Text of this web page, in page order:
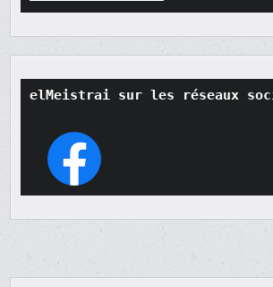
elMeistrai sur les réseaux